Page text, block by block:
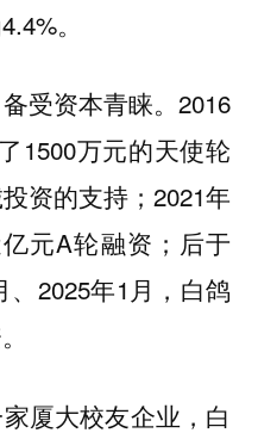
。
受资本青睐。2016
1500万元的天使轮
资的支持；2021年
元A轮融资；后于
、2025年1月，白鸽
厦大校友企业，白